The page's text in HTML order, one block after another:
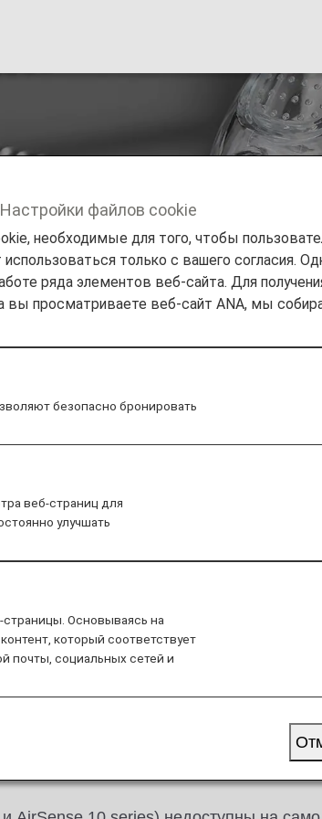
апноэ
СПЕЦИАЛЬНАЯ ПОМОЩЬ
Пассажиры с
обозначающие внутренние рейсы по
на различия в обслуживании
относятся как к внутренним рейсам
Настройки файлов cookie
необходимые для того, чтобы
только с вашего согласия.
ряда элементов веб-сайта. Для
вы просматриваете веб-сайт ANA, мы
безопасно бронировать
веб-страниц для
улучшать
Основываясь на
который соответствует
почты, социальных сетей и